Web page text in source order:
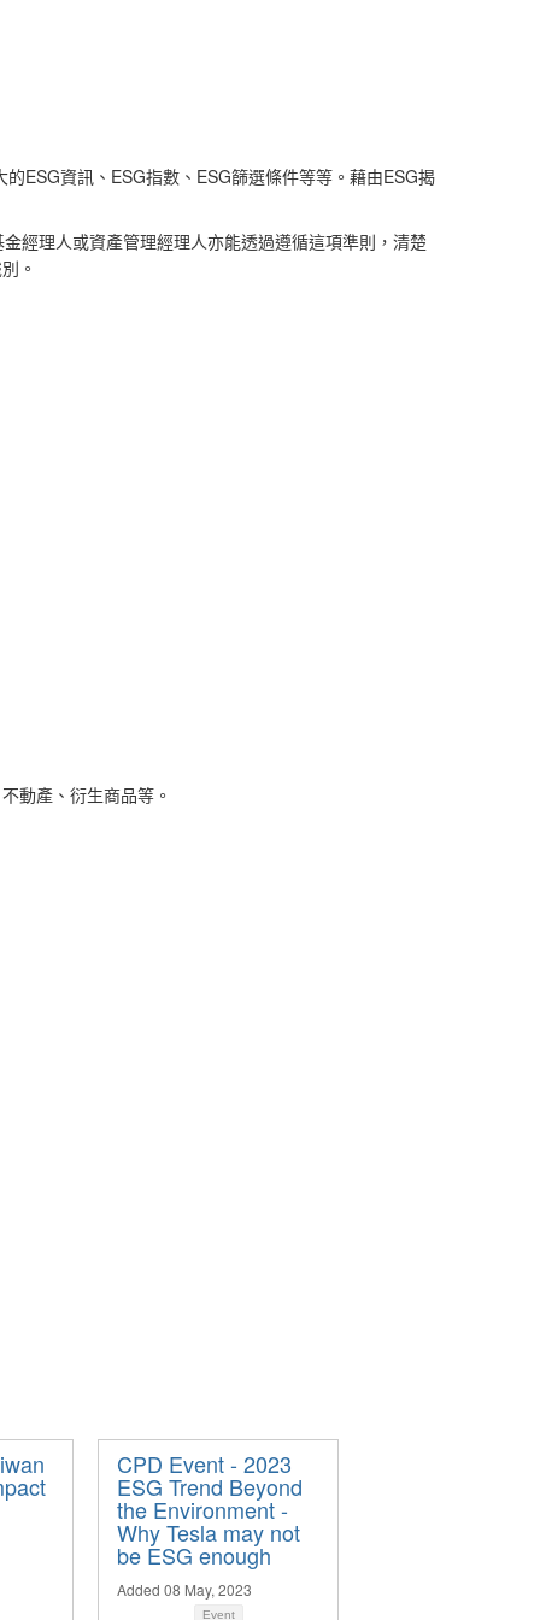
的ESG資訊、 ESG指數、 ESG篩選條件等等。 藉由ESG揭
經理人或資產管理經理人亦能透過遵循這項準則，清楚
。
動產、衍生商品等。
CPD Event - 2023
ESG Trend Beyond
the Environment -
Why Tesla may not
be ESG enough
Added 08 May, 2023
Event